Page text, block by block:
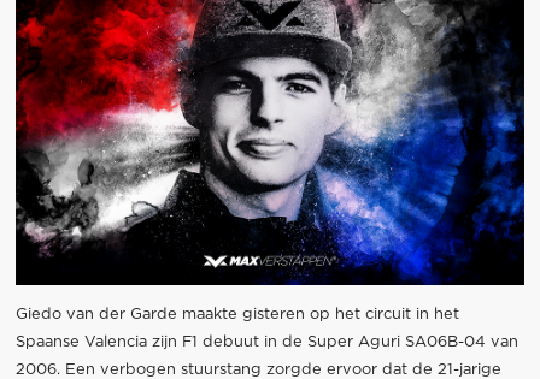
Giedo van der Garde maakte gisteren op het circuit in het
Spaanse Valencia zijn F1 debuut in de Super Aguri SA06B-04 van
2006. Een verbogen stuurstang zorgde ervoor dat de 21-jarige